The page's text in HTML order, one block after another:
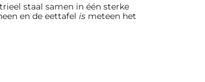
staal samen in één sterke
en de eettafel is meteen het